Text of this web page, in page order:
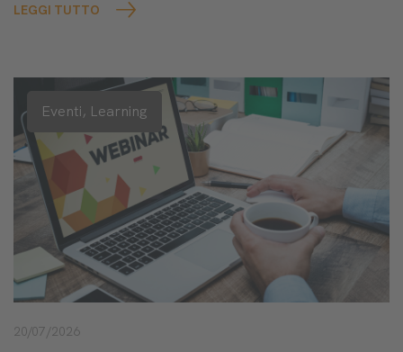
LEGGI TUTTO
Eventi, Learning
20/07/2026